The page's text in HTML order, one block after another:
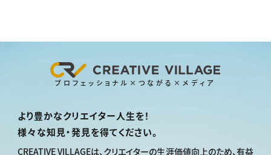
プロフェッショナル×つながる×メディア
より豊かなクリエイター人生を！
様々な知見・発見を得てください。
CREATIVE VILLAGEは、クリエイターの生涯価値向上のため、有益